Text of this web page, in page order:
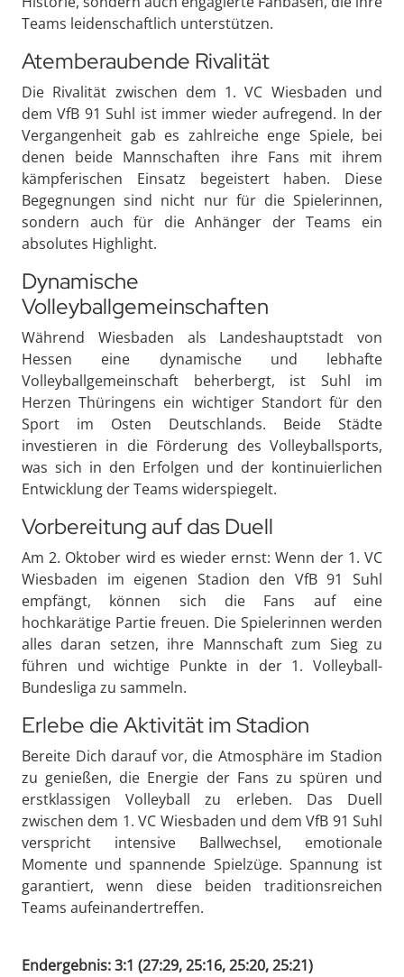
Teams leidenschaftlich unterstützen.
Atemberaubende Rivalität
Die Rivalität zwischen dem 1. VC Wiesbaden und
dem VfB 91 Suhl ist immer wieder aufregend. In der
Vergangenheit gab es zahlreiche enge Spiele, bei
denen beide Mannschaften ihre Fans mit ihrem
kämpferischen Einsatz begeistert haben. Diese
Begegnungen sind nicht nur für die Spielerinnen,
sondern auch für die Anhänger der Teams ein
absolutes Highlight.
Dynamische
Volleyballgemeinschaften
Während Wiesbaden als Landeshauptstadt von
Hessen eine dynamische und lebhafte
Volleyballgemeinschaft beherbergt, ist Suhl im
Herzen Thüringens ein wichtiger Standort für den
Sport im Osten Deutschlands. Beide Städte
investieren in die Förderung des Volleyballsports,
was sich in den Erfolgen und der kontinuierlichen
Entwicklung der Teams widerspiegelt.
Vorbereitung auf das Duell
Am 2. Oktober wird es wieder ernst: Wenn der 1. VC
Wiesbaden im eigenen Stadion den VfB 91 Suhl
empfängt, können sich die Fans auf eine
hochkarätige Partie freuen. Die Spielerinnen werden
alles daran setzen, ihre Mannschaft zum Sieg zu
führen und wichtige Punkte in der 1. Volleyball-
Bundesliga zu sammeln.
Erlebe die Aktivität im Stadion
Bereite Dich darauf vor, die Atmosphäre im Stadion
zu genießen, die Energie der Fans zu spüren und
erstklassigen Volleyball zu erleben. Das Duell
zwischen dem 1. VC Wiesbaden und dem VfB 91 Suhl
verspricht intensive Ballwechsel, emotionale
Momente und spannende Spielzüge. Spannung ist
garantiert, wenn diese beiden traditionsreichen
Teams aufeinandertreffen.
Endergebnis: 3:1 (27:29, 25:16, 25:20, 25:21)